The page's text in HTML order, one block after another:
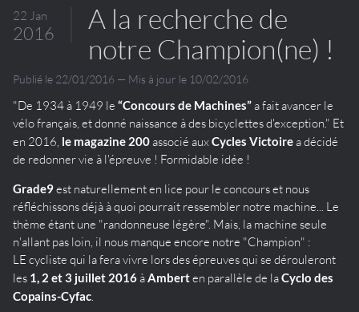
22 Jan
2016
A la recherche de
notre Champion(ne) !
Publié le 22/01/2016 — Mis à jour le 10/02/2016
"De 1934 à 1949 le “Concours de Machines”a fait avancer le
vélo français, et donné naissance à des bicyclettes d'exception." Et
en 2016, le magazine 200associé auxCycles Victoirea décidé
de redonner vie à l'épreuve ! Formidable idée !
Grade9est naturellement en lice pour le concours et nous
réfléchissons déjà à quoi pourrait ressembler notre machine... Le
thème étant une "randonneuse légère". Mais, la machine seule
n'allant pas loin, il nous manque encore notre "Champion" :
LE cycliste qui la fera vivre lors des épreuves qui se dérouleront
les 1, 2 et 3 juillet 2016àAmberten parallèle de laCyclo des
Copains-Cyfac.